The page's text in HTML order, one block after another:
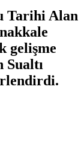
Tarihi Alan
gelişme